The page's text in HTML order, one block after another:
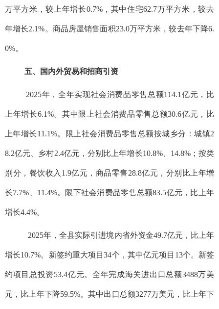
万平方米，较上年增长0.7%，其中住宅62.7万平方米，较去
年增长2.1%。商品房屋销售面积23.0万平方米，较去年下降6.
0%。
五、国内外贸易和招商引资
2025年，全年实现社会消费品零售总额114.1亿元，比
上年增长6.1%。其中限上社会消费品零售总额30.6亿元，比
上年增长11.1%。限上社会消费品零售总额按城乡分：城镇2
8.2亿元、乡村2.4亿元，分别比上年增长10.8%、14.8%；按类
别分，餐饮收入1.9亿元，商品零售28.8亿元，分别比上年增
长7.7%、11.4%。限下社会消费品零售总额83.5亿元，比上年
增长4.4%。
2025年，全县实际引进境内省外资金49.7亿元，比上年
增长10.7%。新签约重大项目34个，其中亿元项目13个。新签
约项目总投资53.4亿元。全年完成海关进出口总额3488万美
元，比上年下降59.5%。其中出口总额3277万美元，比上年下